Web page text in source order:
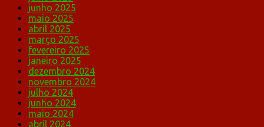
junho 2025
maio 2025
abril 2025
março 2025
fevereiro 2025
janeiro 2025
dezembro 2024
novembro 2024
julho 2024
junho 2024
maio 2024
abril 2024